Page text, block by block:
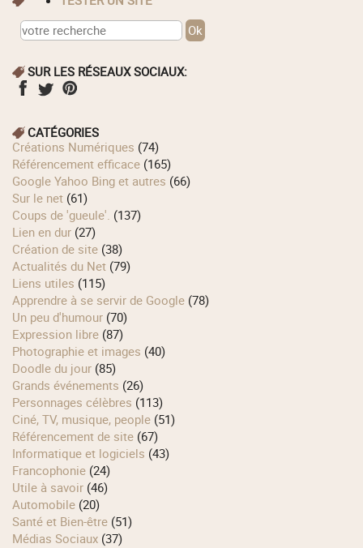
SUR LES RÉSEAUX SOCIAUX:
CATÉGORIES
Créations Numériques (74)
Référencement efficace (165)
Google Yahoo Bing et autres (66)
Sur le net (61)
Coups de 'gueule'. (137)
Lien en dur (27)
Création de site (38)
Actualités du Net (79)
Liens utiles (115)
Apprendre à se servir de Google (78)
Un peu d'humour (70)
Expression libre (87)
Photographie et images (40)
Doodle du jour (85)
Grands événements (26)
Personnages célèbres (113)
Ciné, TV, musique, people (51)
Référencement de site (67)
Informatique et logiciels (43)
Francophonie (24)
Utile à savoir (46)
Automobile (20)
Santé et Bien-être (51)
Médias Sociaux (37)